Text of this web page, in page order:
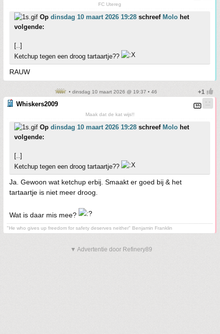
FC Utereg
Op dinsdag 10 maart 2026 19:28 schreef Molo het
volgende:
[..]
Ketchup tegen een droog tartaartje??
RAUW
• dinsdag 10 maart 2026 @ 19:37 • 46
Whiskers2009
Maak dat de kat wijs!!
Op dinsdag 10 maart 2026 19:28 schreef Molo het
volgende:
[..]
Ketchup tegen een droog tartaartje??
Ja. Gewoon wat ketchup erbij. Smaakt er goed bij & het
tartaartje is niet meer droog.
Wat is daar mis mee?
"He who gives up freedom for safety deserves neither" Benjamin Franklin
▼ Advertentie door Refinery89